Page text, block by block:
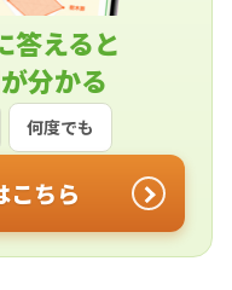
答えると
が分かる
何度でも
こちら